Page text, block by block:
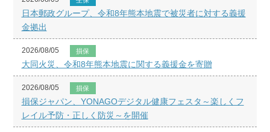
日本郵政グループ、令和8年熊本地震で被災者に対する義援
金拠出
2026/08/05 損保
大同火災、令和8年熊本地震に関する義援金を寄贈
2026/08/05 損保
損保ジャパン、YONAGOデジタル健康フェスタ～楽しくフ
レイル予防・正しく防災～を開催